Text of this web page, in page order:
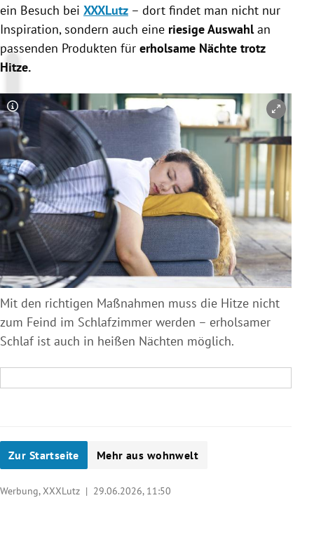
ein Besuch bei XXXLutz – dort findet man nicht nur
Inspiration, sondern auch eine riesige Auswahlan
passenden Produkten für erholsame Nächte trotz
Hitze.
Copyright-Hinweis öffnen/schließen
Mit den richtigen Maßnahmen muss die Hitze nicht
zum Feind im Schlafzimmer werden – erholsamer
Schlaf ist auch in heißen Nächten möglich.
Zur Startseite Mehr aus wohnwelt
Werbung, XXXLutz | 29.06.2026, 11:50